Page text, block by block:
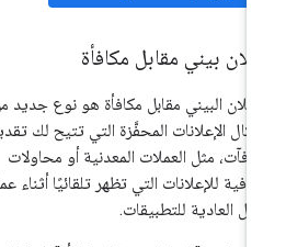
بيني مقابل مكافأة
البيني مقابل مكافأة هو نوع جديد من
الإعلانات المحفَّزة التي تتيح لك تقديم
مثل العملات المعدنية أو محاولات
للإعلانات التي تظهر تلقائيًا أثناء
العادية للتطبيقات.